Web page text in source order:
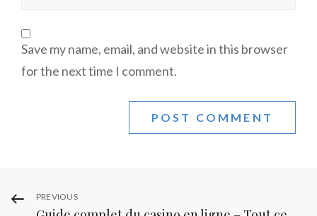
Save my name, email, and website in this browser
for the next time I comment.
Post
Previous
PREVIOUS